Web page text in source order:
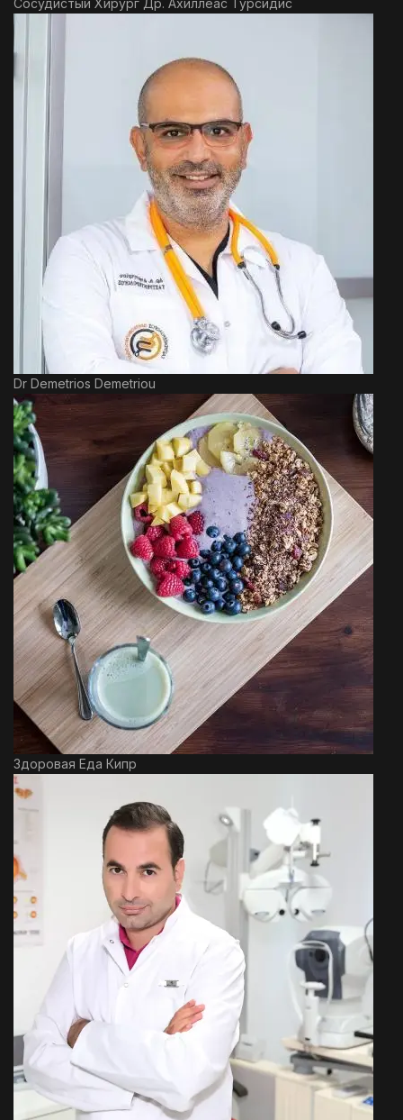
Сосудистый Хирург Др. Ахиллеас Турсидис
Dr Demetrios Demetriou
Здоровая Еда Кипр